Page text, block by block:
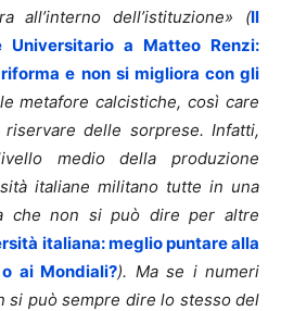
all’interno dell’istituzione» (Il
Universitario a Matteo Renzi:
riforma e non si migliora con gli
metafore calcistiche, così care
delle sorprese. Infatti,
medio della produzione
italiane militano tutte in una
che non si può dire per altre
italiana: meglio puntare alla
ai Mondiali?). Ma se i numeri
si può sempre dire lo stesso del